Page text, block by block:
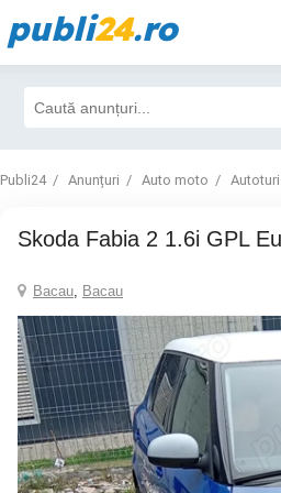
publi24.ro
Publi24 Anunțuri Auto moto
Skoda Fabia 2 1.6i GPL
Bacau, Bacau